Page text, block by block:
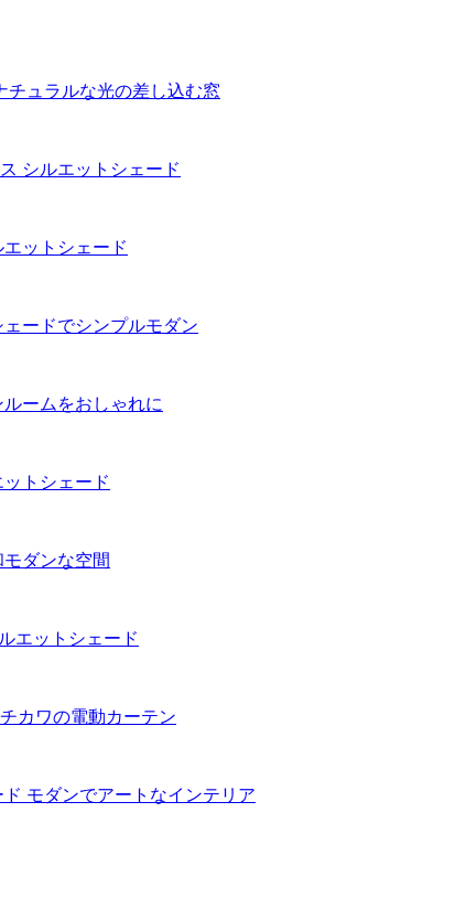
チュラルな光の差し込む窓
シルエットシェード
ットシェード
ードでシンプルモダン
ームをおしゃれに
トシェード
ダンな空間
エットシェード
カワの電動カーテン
モダンでアートなインテリア